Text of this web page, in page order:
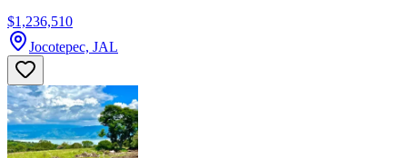
$1,236,510
Jocotepec, JAL